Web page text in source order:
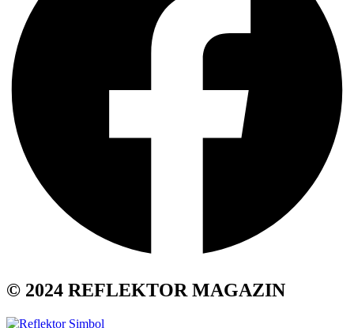
© 2024 REFLEKTOR MAGAZIN